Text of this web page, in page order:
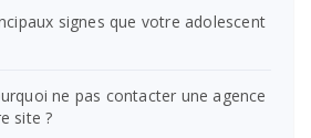
signes que votre adolescent
ne pas contacter une agence
site ?